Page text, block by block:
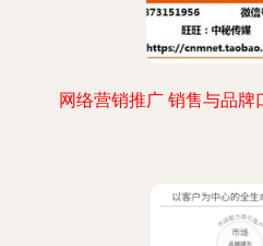
网络营销推广 销售与品牌